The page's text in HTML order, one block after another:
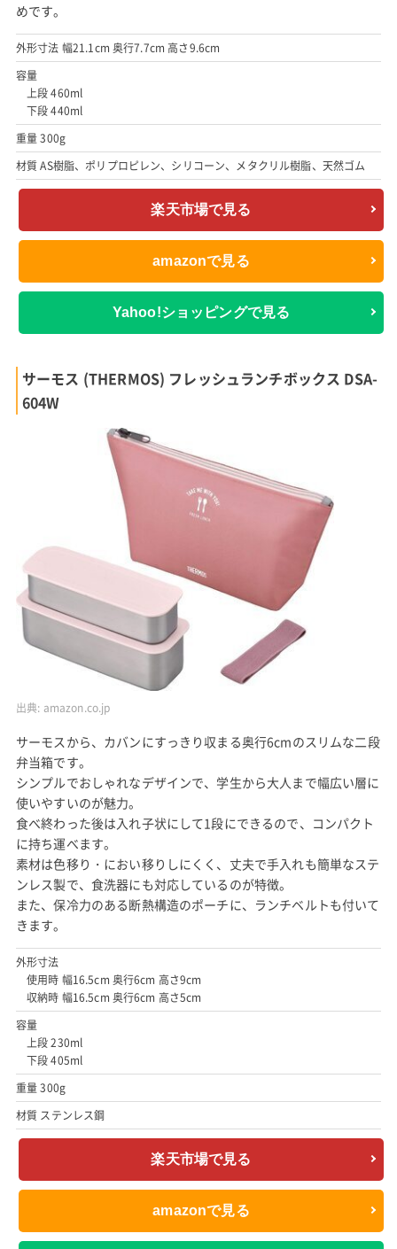
めです。
外形寸法 幅21.1cm 奥行7.7cm 高さ9.6cm
容量
上段 460ml
下段 440ml
重量 300g
材質 AS樹脂、ポリプロピレン、シリコーン、メタクリル樹脂、天然ゴム
楽天市場で見る
amazonで見る
Yahoo!ショッピングで見る
サーモス (THERMOS) フレッシュランチボックス DSA-
604W
出典: amazon.co.jp
サーモスから、カバンにすっきり収まる奥行6cmのスリムな二段
弁当箱です。
シンプルでおしゃれなデザインで、学生から大人まで幅広い層に
使いやすいのが魅力。
食べ終わった後は入れ子状にして1段にできるので、コンパクト
に持ち運べます。
素材は色移り・におい移りしにくく、丈夫で手入れも簡単なステ
ンレス製で、食洗器にも対応しているのが特徴。
また、保冷力のある断熱構造のポーチに、ランチベルトも付いて
きます。
外形寸法
使用時 幅16.5cm 奥行6cm 高さ9cm
収納時 幅16.5cm 奥行6cm 高さ5cm
容量
上段 230ml
下段 405ml
重量 300g
材質 ステンレス鋼
楽天市場で見る
amazonで見る